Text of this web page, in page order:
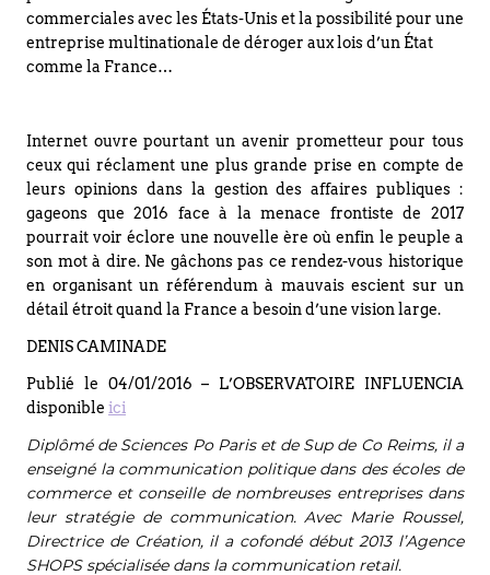
commerciales avec les États-Unis et la possibilité pour une
entreprise multinationale de déroger aux lois d’un État
comme la France…
Internet ouvre pourtant un avenir prometteur pour tous
ceux qui réclament une plus grande prise en compte de
leurs opinions dans la gestion des affaires publiques :
gageons que 2016 face à la menace frontiste de 2017
pourrait voir éclore une nouvelle ère où enfin le peuple a
son mot à dire. Ne gâchons pas ce rendez-vous historique
en organisant un référendum à mauvais escient sur un
détail étroit quand la France a besoin d’une vision large.
DENIS CAMINADE
Publié le 04/01/2016 – L’OBSERVATOIRE INFLUENCIA
disponible ici
Diplômé de Sciences Po Paris et de Sup de Co Reims, il a
enseigné la communication politique dans des écoles de
commerce et conseille de nombreuses entreprises dans
leur stratégie de communication. Avec Marie Roussel,
Directrice de Création, il a cofondé début 2013 l’Agence
SHOPS spécialisée dans la communication retail.